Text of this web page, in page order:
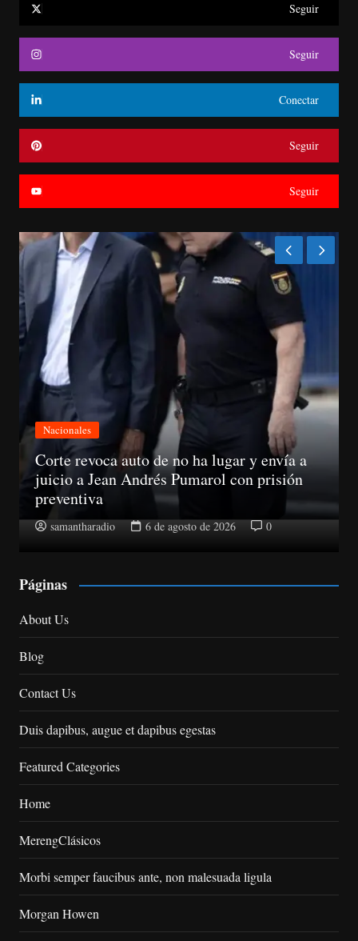
Seguir
Seguir
Conectar
Seguir
Seguir
Mundiales
Venezuela reanuda las operaciones de carga
en su principal aeropuerto tras el cierre por
los sismos
samantharadio 6 de agosto de 2026
Páginas
About Us
Blog
Contact Us
Duis dapibus, augue et dapibus egestas
Featured Categories
Home
MerengClásicos
Morbi semper faucibus ante, non malesuada ligula
Morgan Howen